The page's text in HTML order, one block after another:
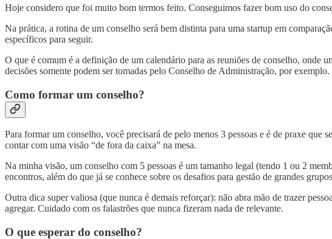
Hoje considero que foi muito bom termos feito. Conseguimos fazer bom uso do
Na prática, a rotina de um conselho será bem distinta para uma startup em
específicos para seguir.
O que é comum é a definição de um calendário para as reuniões de conselho, onde
decisões somente podem ser tomadas pelo Conselho de Administração, por exemplo.
Como formar um conselho?
Para formar um conselho, você precisará de pelo menos 3 pessoas e é de praxe
contar com uma visão “de fora da caixa” na mesa.
Na minha visão, um conselho com 5 pessoas é um tamanho legal (tendo 1 ou 2
encontros, além do que já se conhece sobre os desafios para gestão de grandes
Outra dica super valiosa (que nunca é demais reforçar): não abra mão de trazer
agregar. Cuidado com os falastrões que nunca fizeram nada de relevante.
O que esperar do conselho?